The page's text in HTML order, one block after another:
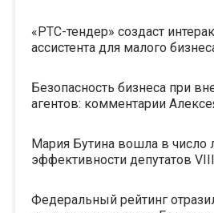
«РТС-тендер» создаст
ассистента для малого
Безопасность бизнеса при
агентов: комментарии
Мария Бутина вошла в число
эффективности депутатов
Федеральный рейтинг